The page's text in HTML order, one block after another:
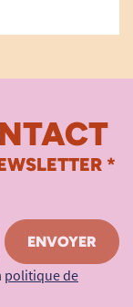
*
politique de